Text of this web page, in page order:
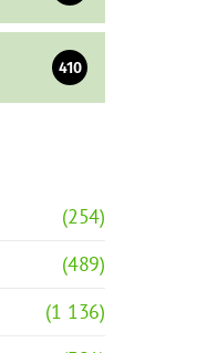
410
(254)
(489)
(1 136)